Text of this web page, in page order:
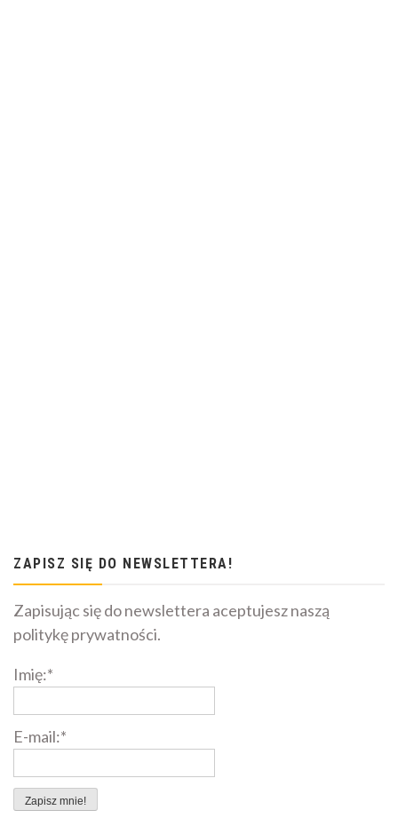
ZAPISZ SIĘ DO NEWSLETTERA!
Zapisując się do newslettera aceptujesz naszą
politykę prywatności.
Imię:*
E-mail:*